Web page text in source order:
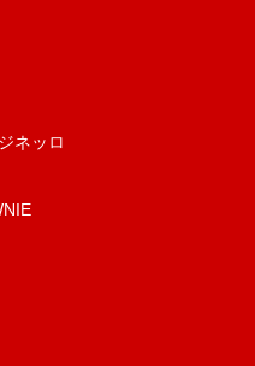
ネッロ